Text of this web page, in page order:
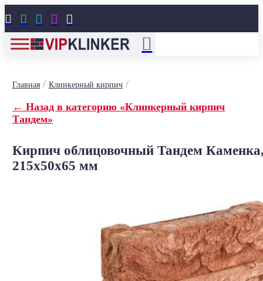
    
Главная/ Клинкерный кирпич/
← Назад в категорию «Клинкерный кирпич
Тандем»
Кирпич облицовочный Тандем
215x50x65 мм